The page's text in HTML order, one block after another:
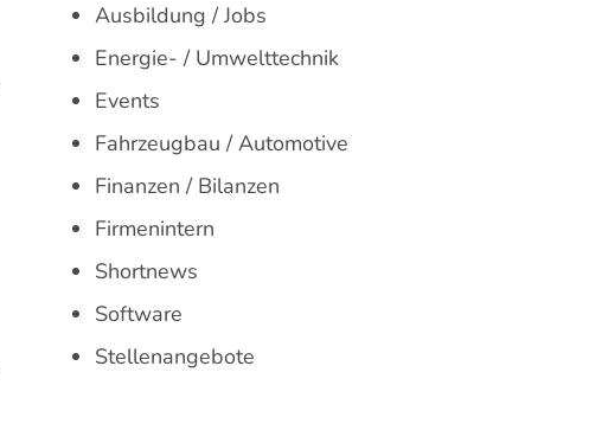
Ausbildung / Jobs
Energie- / Umwelttechnik
Events
Fahrzeugbau / Automotive
Finanzen / Bilanzen
Firmenintern
Shortnews
Software
Stellenangebote